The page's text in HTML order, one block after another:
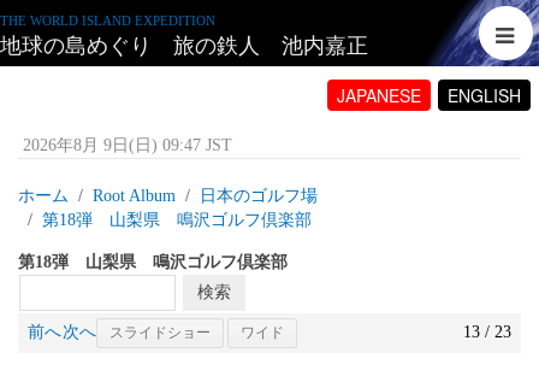
THE WORLD ISLAND EXPEDITION
地球の島めぐり 旅の鉄人 池内嘉正
JAPANESE ENGLISH
2026年8月 9日(日) 09:47 JST
ホーム Root Album
日本のゴルフ場
第18弾 山梨県 鳴沢ゴルフ倶楽部
第18弾 山梨県 鳴沢ゴルフ倶楽部
前へ次へ スライドショー ワイド 13 / 23